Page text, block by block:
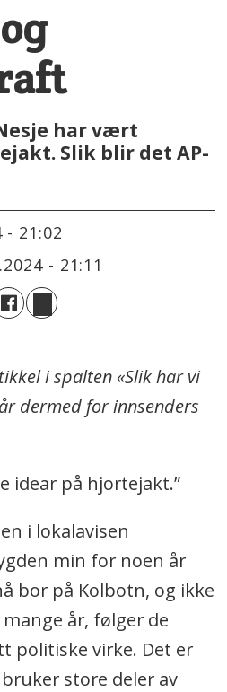
har vært
Slik blir det AP-
- 21:02
- 21:11
i spalten «Slik har vi
dermed for innsenders
idear på hjortejakt.”
i lokalavisen
min for noen år
bor på Kolbotn, og ikke
år, følger de
politiske virke. Det er
store deler av